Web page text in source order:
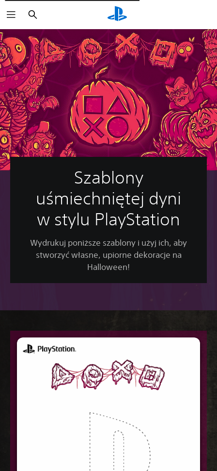
Wyszukaj
Szablony
uśmiechniętej dyni
w stylu PlayStation
Wydrukuj poniższe szablony i użyj ich, aby
stworzyć własne, upiorne dekoracje na
Halloween!